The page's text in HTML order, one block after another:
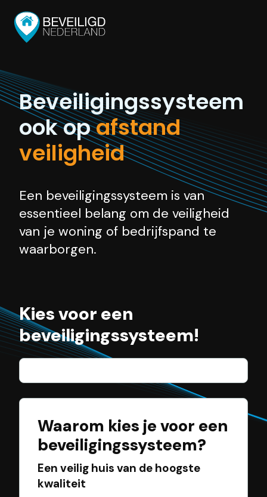
Beveiligingssysteem
ook opafstand
veiligheid
Een beveiligingssysteem is van
essentieel belang om de veiligheid
van je woning of bedrijfspand te
waarborgen.
Kies voor een
beveiligingssysteem!
Waarom kies je voor een
beveiligingssysteem?
Een veilig huis van de hoogste
kwaliteit